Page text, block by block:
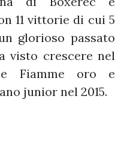
11 vittorie di cui 5
glorioso passato
visto crescere nel
Fiamme oro e
junior nel 2015.